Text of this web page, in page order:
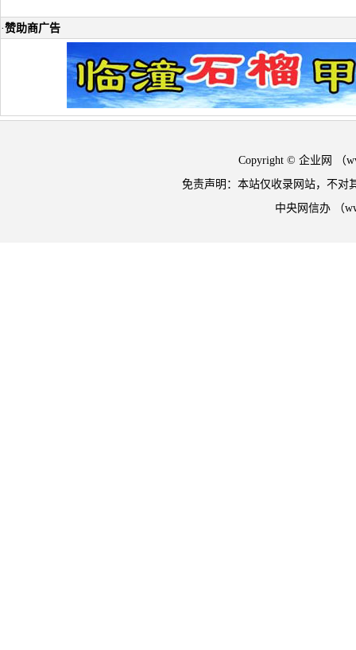
·赞助商广告
Copyright © 企业网 （
免责声明：本站仅收录网站，不对
中央网信办 （